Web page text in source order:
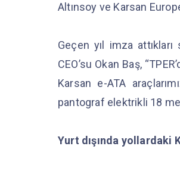
Altınsoy ve Karsan
Geçen yıl imza
CEO’su Okan Baş,
Karsan e-ATA
pantograf elektrikli 18
Yurt dışında yollardaki